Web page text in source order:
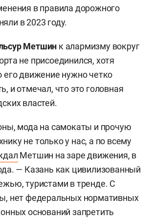
скорости.
принят в первом чтении в
вероятным становится
водительских прав для
за это давно ратуют эксперты
предложил Госдуме
категорий транспортных
М1, куда войдут СИМ с
мощностью до 0,25 кВт. А в
и А (мотоциклы) могут
мощностью от
4 кВт соответственно.
14 летмогут
дорожкам, по
части велосипедной зоны,
для велосипедистов, по
зоне (для СИМ весом
зон для СИМ
35 кг, а также при
детей до 14 лет на
допускается
тротуарам,
в правила дорожного
в 2023 году.
Метшин к алармизму вокруг
не присоединился, хотя
его движение нужно четко
и отмечал, что это головная
властей.
мода на самокаты и прочую
не только у нас, а по всему
Метшин на заре движения, в
— Казань как цивилизованный
туристами в тренде. С
нет федеральных нормативных
оснований запретить